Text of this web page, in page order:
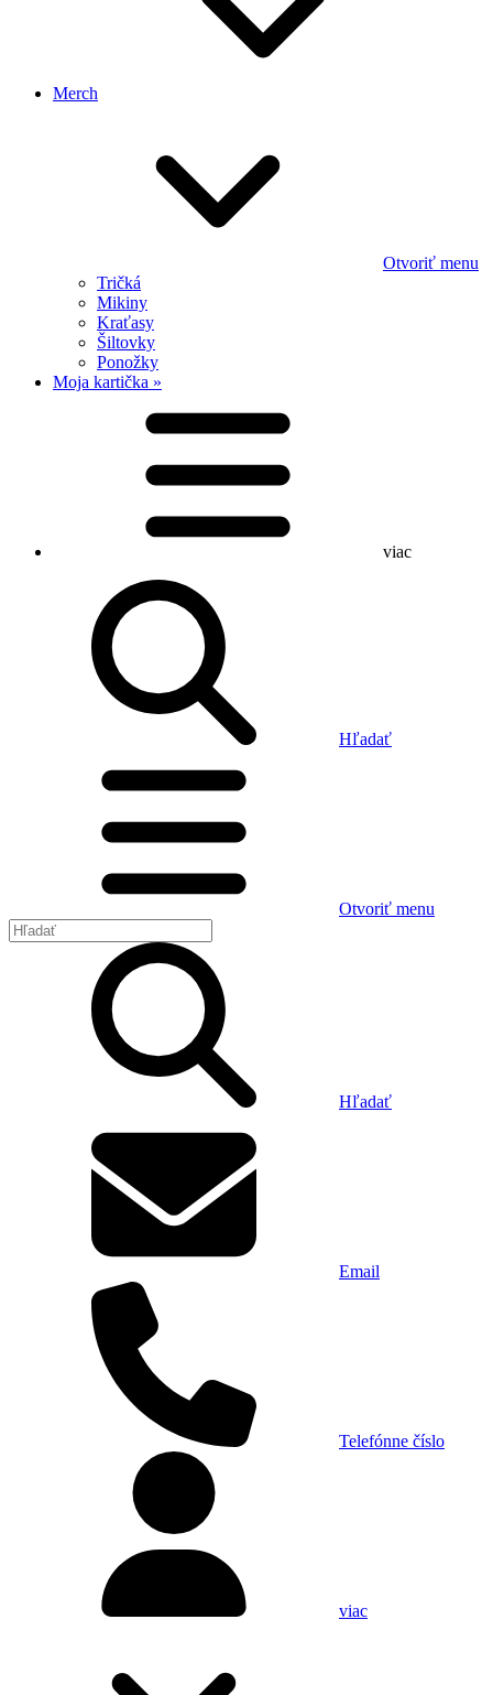
Merch
Otvoriť menu
Tričká
Mikiny
Kraťasy
Šiltovky
Ponožky
Moja kartička »
viac
Hľadať
Otvoriť menu
Hľadať
Email
Telefónne číslo
viac